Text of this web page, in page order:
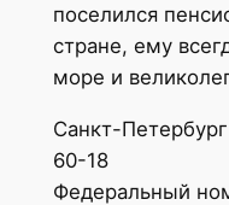
поселился
стране, ему
море и
Санкт-
60-18
Федеральный